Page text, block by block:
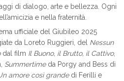
di dialogo, arte e bellezza. Ogni
e nella fraternità.
ufficiale del Giubileo 2025
da Loreto Ruggieri, del Nessun
dal film Il Buono, il Brutto, il Cattivo,
Summertimeda Porgy and Bess di
amore così grandedi Ferilli e